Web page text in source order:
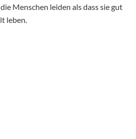
Menschen leiden als dass sie gut
leben.